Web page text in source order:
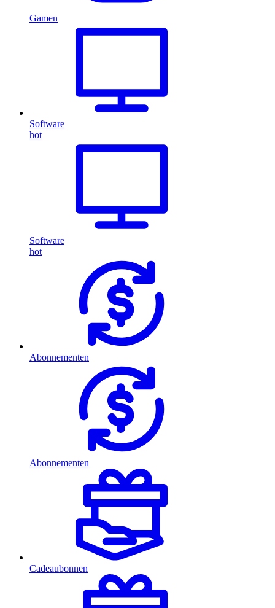
Gamen
Software
hot
Software
hot
Abonnementen
Abonnementen
Cadeaubonnen